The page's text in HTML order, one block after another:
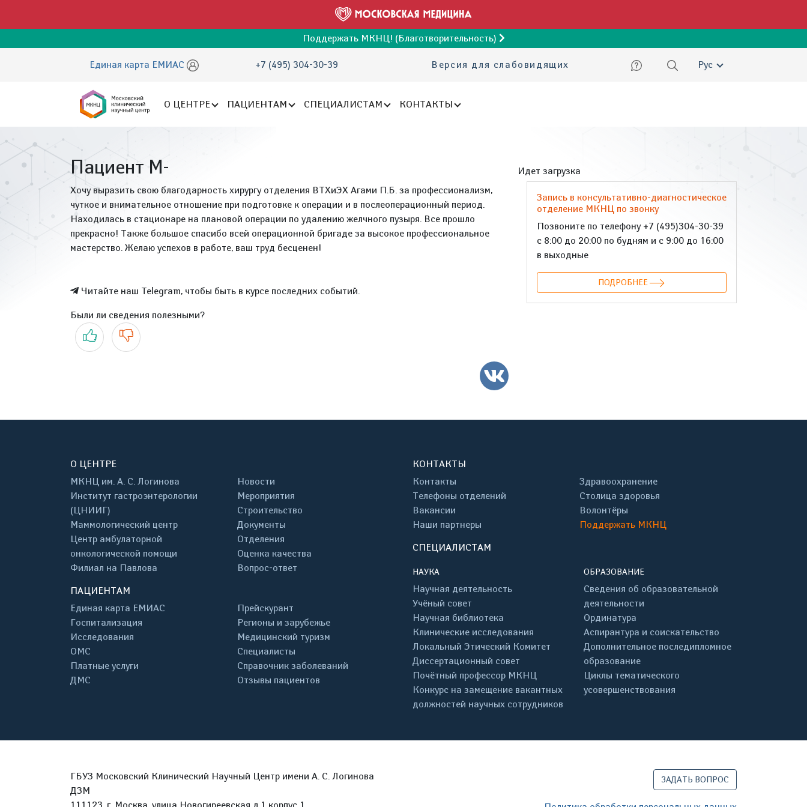
Поддержать МКНЦ! (Благотворительность)
Единая карта ЕМИАС +7 (495) 304-30-39 Версия для слабовидящих Русский
О ЦЕНТРЕ ПАЦИЕНТАМ СПЕЦИАЛИСТАМ КОНТАКТЫ
Пациент М-
Хочу выразить свою благодарность хирургу отделения ВТХиЭХ Агами П.Б. за профессионализм,
чуткое и внимательное отношение при подготовке к операции и в послеоперационный период.
Находилась в стационаре на плановой операции по удалению желчного пузыря. Все прошло
прекрасно! Также большое спасибо всей операционной бригаде за высокое профессиональное
мастерство. Желаю успехов в работе, ваш труд бесценен!
Читайте наш Telegram, чтобы быть в курсе последних событий.
Были ли сведения полезными?
Да Нет
ВКонтакте
Идет загрузка
Запись в консультативно-диагностическое
отделение МКНЦ по звонку
Позвоните по телефону +7 (495)304-30-39
с 8:00 до 20:00 по будням и с 9:00 до 16:00
в выходные
ПОДРОБНЕЕ
О ЦЕНТРЕ
МКНЦ им. А. С. Логинова
Институт гастроэнтерологии
(ЦНИИГ)
Маммологический центр
Центр амбулаторной
онкологической помощи
Филиал на Павлова
Новости
Мероприятия
Строительство
Документы
Отделения
Оценка качества
Вопрос-ответ
ПАЦИЕНТАМ
Единая карта ЕМИАС
Госпитализация
Исследования
ОМС
Платные услуги
ДМС
Прейскурант
Регионы и зарубежье
Медицинский туризм
Специалисты
Справочник заболеваний
Отзывы пациентов
КОНТАКТЫ
Контакты
Телефоны отделений
Вакансии
Наши партнеры
Здравоохранение
Столица здоровья
Волонтёры
Поддержать МКНЦ
СПЕЦИАЛИСТАМ
НАУКА
Научная деятельность
Учёный совет
Научная библиотека
Клинические исследования
Локальный Этический Комитет
Диссертационный совет
Почётный профессор МКНЦ
Конкурс на замещение вакантных
должностей научных сотрудников
ОБРАЗОВАНИЕ
Сведения об образовательной
деятельности
Ординатура
Аспирантура и соискательство
Дополнительное последипломное
образование
Циклы тематического
усовершенствования
ГБУЗ Московский Клинический Научный Центр имени А. С. Логинова
ДЗМ
ЗАДАТЬ ВОПРОС